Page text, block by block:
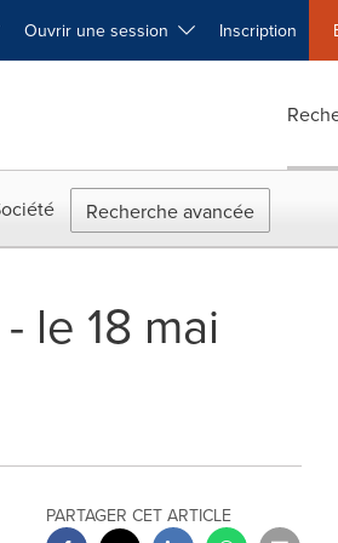
Ouvrir une session Inscription
Recherche avancée
le 18 mai
PARTAGER CET ARTICLE